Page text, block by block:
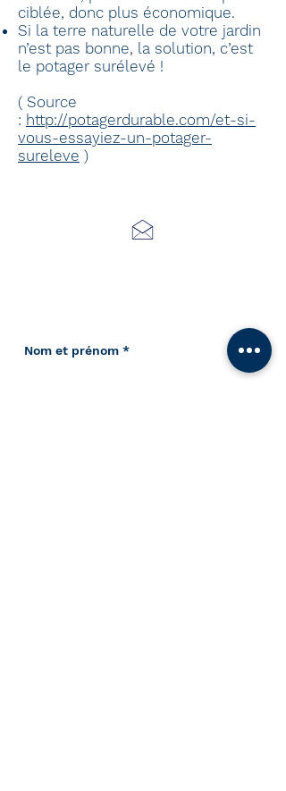
ciblée, donc plus économique.
Si la terre naturelle de votre jardin
n’est pas bonne, la solution, c’est
le potager surélevé !
( Source
: http://potagerdurable.com/et-si-
vous-essayiez-un-potager-
sureleve )